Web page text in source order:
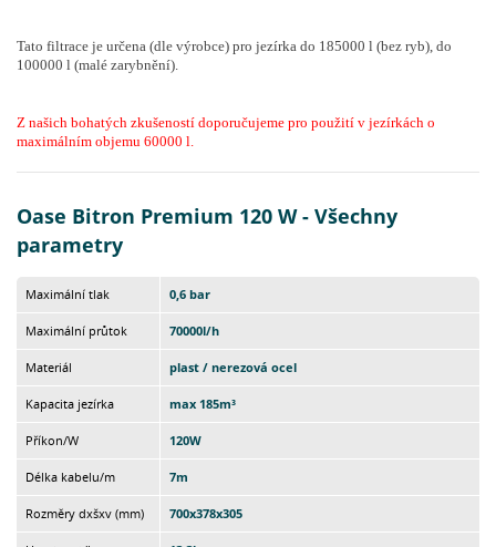
Tato filtrace je určena (dle výrobce) pro jezírka do 185000 l (bez ryb), do
100000 l (malé zarybnění).
Z našich bohatých zkušeností doporučujeme pro použití v jezírkách o
maximálním objemu 60000 l.
Oase Bitron Premium 120 W - Všechny
parametry
Maximální tlak 0,6 bar
Maximální průtok 70000l/h
Materiál plast / nerezová ocel
Kapacita jezírka max 185m³
Příkon/W 120W
Délka kabelu/m 7m
Rozměry dxšxv (mm) 700x378x305